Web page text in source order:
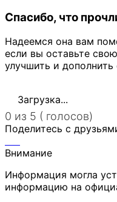
Спасибо, что
Надеемся она вам
если вы оставьте
улучшить и дополнить
Загрузка...
0 из 5 ( голосов)
Поделитесь с
Внимание
Информация могла
информацию на